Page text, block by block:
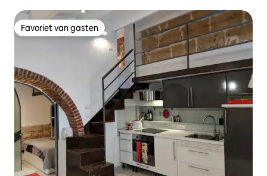
Favoriet van gasten
Favoriet van gasten